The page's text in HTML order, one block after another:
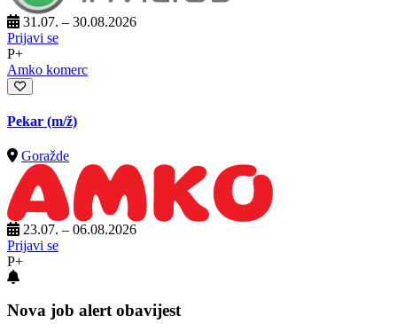
31.07. – 30.08.2026
Prijavi se
P+
Amko komerc
Pekar (m/ž)
Goražde
23.07. – 06.08.2026
Prijavi se
P+
Nova job alert obavijest